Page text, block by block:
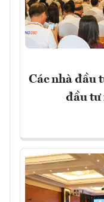
Các nhà đầu
đầu tư